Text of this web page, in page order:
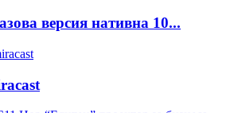
версия нативна 10...